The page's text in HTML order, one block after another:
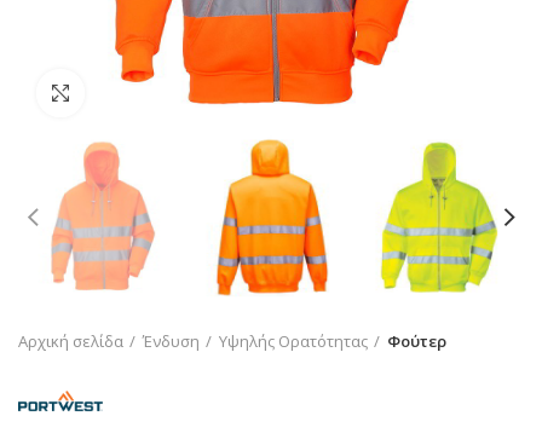
Click to enlarge
Αρχική σελίδα Ένδυση Υψηλής Ορατότητας Φούτερ